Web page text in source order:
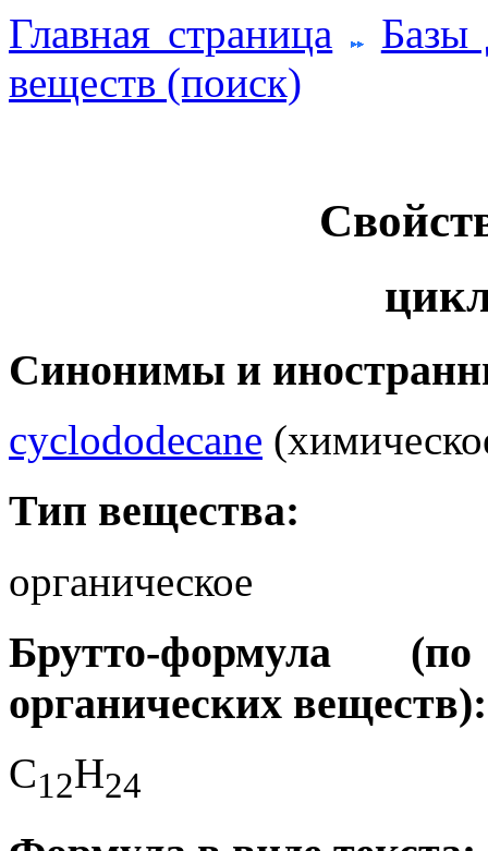
Главная страница
Базы
веществ (поиск)
Синонимы и
cyclododecane
Тип вещества:
органическое
Брутто-формула
органических веществ):
C12H24